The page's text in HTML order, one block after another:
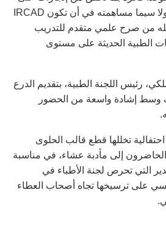
مدى السنوات الماضية، ولا سيما مساهمته في أن تكون IRCAD
من صرح علمي متقدم للتدريب
الطبية الحديثة على مستوى
رئيس اللجنة الطبية، بتقديم الدرع
وسط إشادة واسعة من الحضور
تخللها قطع قالب الحلوى
الحاضرون إلى مأدبة عشاء، في مناسبة
التي تحرص لجنة الأطباء في
على ترسيخها تجاه أصحاب العطاء